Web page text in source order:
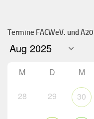
Termine FACWeV. und A20
M D M
28 29 30